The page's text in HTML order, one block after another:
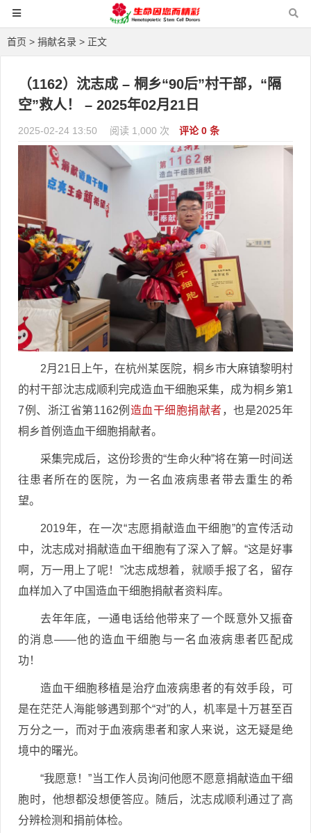
首页 > 捐献名录 > 正文
（1162）沈志成 – 桐乡“90后”村干部，“隔
空”救人！ – 2025年02月21日
2025-02-24 13:50 阅读 1,000 次 评论 0 条
2月21日上午，在杭州某医院，桐乡市大麻镇黎明村
的村干部沈志成顺利完成造血干细胞采集，成为桐乡第1
7例、浙江省第1162例 造血干细胞捐献者，也是2025年
桐乡首例造血干细胞捐献者。
采集完成后，这份珍贵的“生命火种”将在第一时间送
往患者所在的医院，为一名血液病患者带去重生的希
望。
2019年，在一次“志愿捐献造血干细胞”的宣传活动
中，沈志成对捐献造血干细胞有了深入了解。“这是好事
啊，万一用上了呢！”沈志成想着，就顺手报了名，留存
血样加入了中国造血干细胞捐献者资料库。
去年年底，一通电话给他带来了一个既意外又振奋
的消息——他的造血干细胞与一名血液病患者匹配成
功！
造血干细胞移植是治疗血液病患者的有效手段，可
是在茫茫人海能够遇到那个“对”的人，机率是十万甚至百
万分之一，而对于血液病患者和家人来说，这无疑是绝
境中的曙光。
“我愿意！”当工作人员询问他愿不愿意捐献造血干细
胞时，他想都没想便答应。随后，沈志成顺利通过了高
分辨检测和捐前体检。